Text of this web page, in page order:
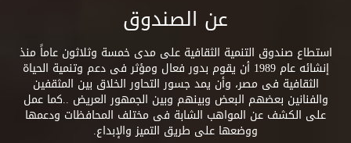
عن الصندوق
استطاع صندوق التنمية الثقافية على مدى خمسة وثلاثون عاماً منذ
إنشائه عام 1989 أن يقوم بدور فعال ومؤثر فى دعم وتنمية الحياة
الثقافية فى مصر، وأن يمد جسور التحاور الخلاق بين المثقفين
والفنانين بعضهم البعض وبينهم وبين الجمهور العريض ..كما عمل
على الكشف عن المواهب الشابة فى مختلف المحافظات ودعمها
ووضعها على طريق التميز والإبداع.